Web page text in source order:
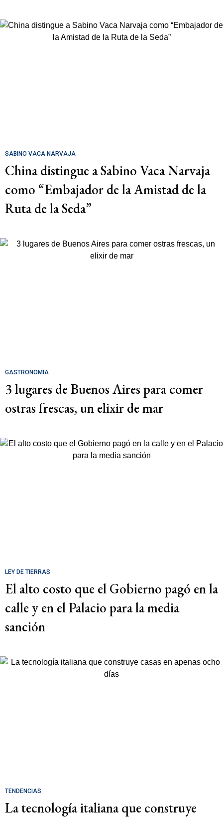
SABINO VACA NARVAJA
China distingue a Sabino Vaca Narvaja
como “Embajador de la Amistad de la
Ruta de la Seda”
GASTRONOMÍA
3 lugares de Buenos Aires para comer
ostras frescas, un elixir de mar
LEY DE TIERRAS
El alto costo que el Gobierno pagó en la
calle y en el Palacio para la media
sanción
TENDENCIAS
La tecnología italiana que construye